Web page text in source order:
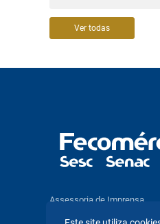
Ver todas
Assessoria de Imprensa
Pesquisas e Análises